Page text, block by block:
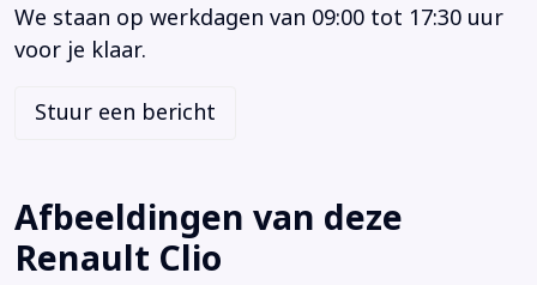
Volledig digitaal instrumentenpaneel
Volledig digitaal instrumentenpaneel groot
Achterbank in delen neerklapbaar
Airbag(s) hoofd voor
Airbag(s) side voor
We staan op werkdagen van 09:00 tot 17:30 uur
voor je klaar.
Stuur een bericht
Afbeeldingen van deze
Renault Clio